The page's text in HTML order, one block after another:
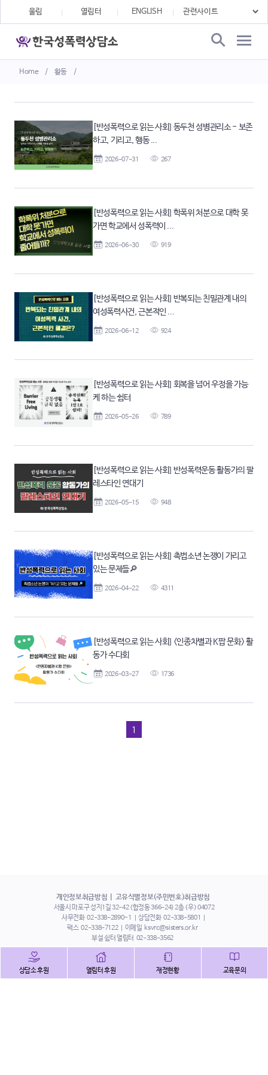
Home / 활동 /
울림 열림터 ENGLISH
[반성폭력으로 읽는 사회] 동두천 성병관리소 - 보존
하고, 기리고, 행동 ...
2026-07-31 267
[반성폭력으로 읽는 사회] 학폭위 처분으로 대학 못
가면 학교에서 성폭력이 ...
2026-06-30 919
[반성폭력으로 읽는 사회] 반복되는 친밀관계 내의
여성폭력사건, 근본적인 ...
2026-06-12 924
[반성폭력으로 읽는 사회] 회복을 넘어 우정을 가능
케 하는 쉼터
2026-05-26 789
[반성폭력으로 읽는 사회] 반성폭력운동 활동가의 팔
레스타인 연대기
2026-05-15 948
[반성폭력으로 읽는 사회] 촉법소년 논쟁이 가리고
있는 문제들🔎
2026-04-22 4311
[반성폭력으로 읽는 사회] <인종차별과 K팝 문화> 활
동가 수다회
2026-03-27 1736
1
개인정보취급방침 고유식별정보(주민번호)취급방침
서울시 마포구 성지1길 32-42 (합정동 366-24) 2층 (우) 04072
사무전화 02-338-2890~1 상담전화 02-338-5801
팩스 02-338-7122 이메일 ksvrc@sisters.or.kr
부설 쉼터 열림터 02-338-3562
상담소 후원 열림터 후원 재정현황 교육문의